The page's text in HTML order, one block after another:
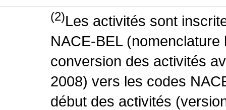
(2)Les activités sont
NACE-BEL
conversion des activités
2008) vers les codes
début des activités